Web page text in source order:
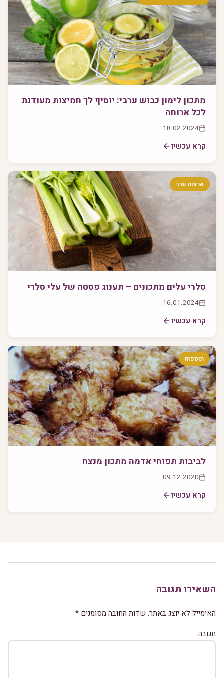
מתכון לימון כבוש ערבי: יוסיף לך חמיצות מעודנת
לכל ארוחה
18.02.2024
קרא עכשיו
ארוחת ערב
סלרי עלים מתכונים – תענוג פסטה של עלי סלרי
16.01.2024
קרא עכשיו
תוספות
לביבות תפוחי אדמה מתכון מנצח
09.12.2020
קרא עכשיו
השאירו תגובה
האימייל לא יוצג באתר. שדות החובה מסומנים *
תגובה